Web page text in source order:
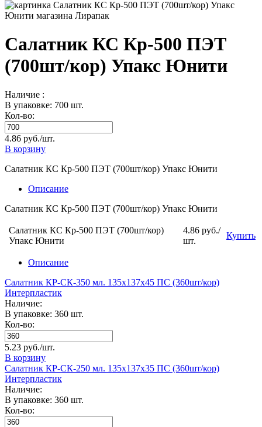
Салатник КС Кр-500 ПЭТ
(700шт/кор) Упакс Юнити
Наличие :
В упаковке: 700 шт.
Кол-во:
4.86 руб./шт.
В корзину
Салатник КС Кр-500 ПЭТ (700шт/кор) Упакс Юнити
Описание
Салатник КС Кр-500 ПЭТ (700шт/кор) Упакс Юнити
Салатник КС Кр-500 ПЭТ (700шт/кор)
Упакс Юнити
4.86 руб./
шт.
Купить
Описание
Салатник КР-СК-350 мл. 135х137х45 ПС (360шт/кор)
Интерпластик
Наличие:
В упаковке: 360 шт.
Кол-во:
5.23 руб./шт.
В корзину
Салатник КР-СК-250 мл. 135х137х35 ПС (360шт/кор)
Интерпластик
Наличие:
В упаковке: 360 шт.
Кол-во: